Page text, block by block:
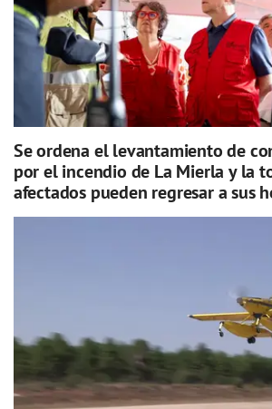
Se ordena el levantamiento de
por el incendio de La Mierla y la
afectados pueden regresar a sus